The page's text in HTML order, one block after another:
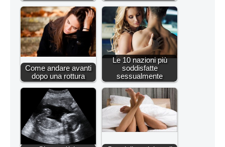
Come andare avanti
dopo una rottura
Le 10 nazioni più
soddisfatte
sessualmente